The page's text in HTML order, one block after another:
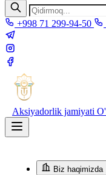
+998 71 299-94-50
Aksiyadorlik jamiyati
Biz haqimizda